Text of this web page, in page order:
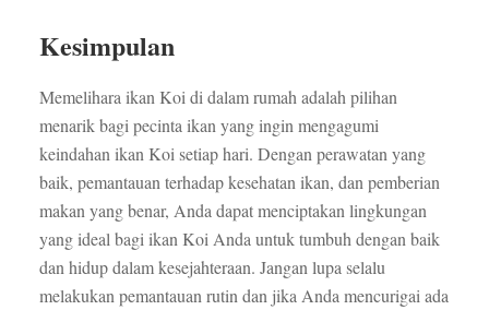
Kesimpulan
Memelihara ikan Koi di dalam rumah adalah pilihan
menarik bagi pecinta ikan yang ingin mengagumi
keindahan ikan Koi setiap hari. Dengan perawatan yang
baik, pemantauan terhadap kesehatan ikan, dan pemberian
makan yang benar, Anda dapat menciptakan lingkungan
yang ideal bagi ikan Koi Anda untuk tumbuh dengan baik
dan hidup dalam kesejahteraan. Jangan lupa selalu
melakukan pemantauan rutin dan jika Anda mencurigai ada